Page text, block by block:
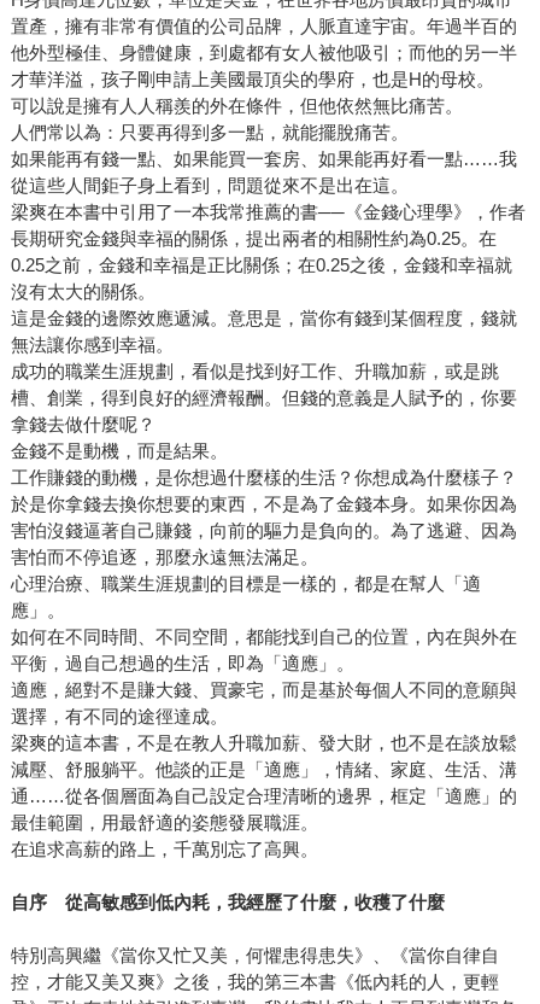
置產，擁有非常有價值的公司品牌，人脈直達宇宙。年過半百的
他外型極佳、身體健康，到處都有女人被他吸引；而他的另一半
才華洋溢，孩子剛申請上美國最頂尖的學府，也是H的母校。
可以說是擁有人人稱羨的外在條件，但他依然無比痛苦。
人們常以為：只要再得到多一點，就能擺脫痛苦。
如果能再有錢一點、如果能買一套房、如果能再好看一點……我
從這些人間鉅子身上看到，問題從來不是出在這。
梁爽在本書中引用了一本我常推薦的書──《金錢心理學》，作者
長期研究金錢與幸福的關係，提出兩者的相關性約為0.25。在
0.25之前，金錢和幸福是正比關係；在0.25之後，金錢和幸福就
沒有太大的關係。
這是金錢的邊際效應遞減。意思是，當你有錢到某個程度，錢就
無法讓你感到幸福。
成功的職業生涯規劃，看似是找到好工作、升職加薪，或是跳
槽、創業，得到良好的經濟報酬。但錢的意義是人賦予的，你要
拿錢去做什麼呢？
金錢不是動機，而是結果。
工作賺錢的動機，是你想過什麼樣的生活？你想成為什麼樣子？
於是你拿錢去換你想要的東西，不是為了金錢本身。如果你因為
害怕沒錢逼著自己賺錢，向前的驅力是負向的。為了逃避、因為
害怕而不停追逐，那麼永遠無法滿足。
心理治療、職業生涯規劃的目標是一樣的，都是在幫人「適
應」。
如何在不同時間、不同空間，都能找到自己的位置，內在與外在
平衡，過自己想過的生活，即為「適應」。
適應，絕對不是賺大錢、買豪宅，而是基於每個人不同的意願與
選擇，有不同的途徑達成。
梁爽的這本書，不是在教人升職加薪、發大財，也不是在談放鬆
減壓、舒服躺平。他談的正是「適應」，情緒、家庭、生活、溝
通……從各個層面為自己設定合理清晰的邊界，框定「適應」的
最佳範圍，用最舒適的姿態發展職涯。
在追求高薪的路上，千萬別忘了高興。
自序 從高敏感到低內耗，我經歷了什麼，收穫了什麼
特別高興繼《當你又忙又美，何懼患得患失》、《當你自律自
控，才能又美又爽》之後，我的第三本書《低內耗的人，更輕